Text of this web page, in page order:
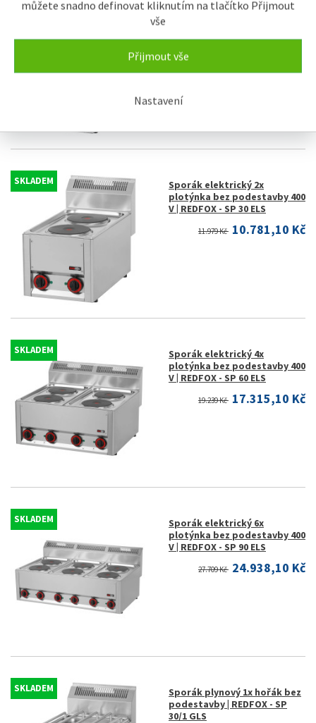
můžete snadno definovat kliknutím na tlačítko Přijmout
vše
Přijmout vše
Nastavení
SKLADEM
V | REDFOX - SP 30 EL
SKLADEM
Sporák elektrický 2x
plotýnka bez podestavby 400
V | REDFOX - SP 30 ELS
11.979 Kč 10.781,10 Kč
SKLADEM
Sporák elektrický 4x
plotýnka bez podestavby 400
V | REDFOX - SP 60 ELS
19.239 Kč 17.315,10 Kč
SKLADEM
Sporák elektrický 6x
plotýnka bez podestavby 400
V | REDFOX - SP 90 ELS
27.709 Kč 24.938,10 Kč
SKLADEM
Sporák plynový 1x hořák bez
podestavby | REDFOX - SP
30/1 GLS